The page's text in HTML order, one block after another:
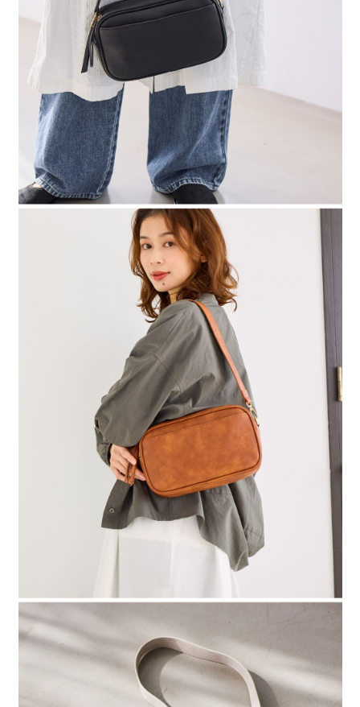
3.完整用戶服務條款，請詳閱以下連結：https://oppay.tw/userRule
https://netprotections.freshdesk.com/support/home
１．透過由恩沛科技股份有限公司提供之「AFTEE先享後付」服務完成之交
易，需依本服務之必要範圍內提供個人資料，並將交易相關給付款項請求債
權轉讓予恩沛科技股份有限公司。
２．關於個人資料處理事宜，請瀏覽以下網址：https://aftee.tw/terms/#terms3
３．未成年的使用者請事先徵得法定代理人或監護人之同意方可使用
「AFTEE先享後付」，若未經同意申辦者引起之損失，本公司不負相關責
４．使用「AFTEE先享後付」時，將依據個別帳號之用戶狀況，依本公司即
時審查核予不同之上限額度；若仍有額度不足之情形，本公司將視審查結果
請求用戶進行身份認證。
５．嚴禁一人註冊多個帳號或使用他人資訊註冊。若發現惡意使用之情形，
恩沛科技股份有限公司將有權停止該用戶之使用額度並採取法律行動。
每筆NT$80，滿NT$1,500(含以上)免運費